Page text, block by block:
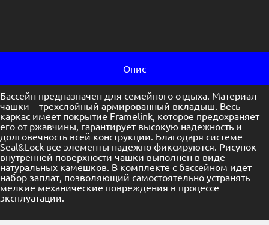
Опис
Бассейн предназначен для семейного отдыха. Материал
чашки – трехслойный армированный вкладыш. Весь
каркас имеет покрытие Framelink, которое предохраняет
его от ржавчины, гарантирует высокую надежность и
долговечность всей конструкции. Благодаря системе
Seal&Lock все элементы надежно фиксируются. Рисунок
внутренней поверхности чашки выполнен в виде
натуральных камешков. В комплекте с бассейном идет
набор заплат, позволяющий самостоятельно устранять
мелкие механические повреждения в процессе
эксплуатации.